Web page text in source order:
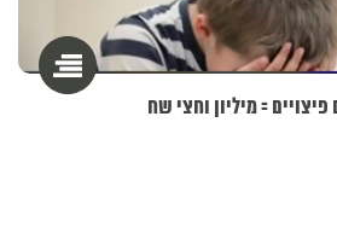
= מיליון וחצי שח